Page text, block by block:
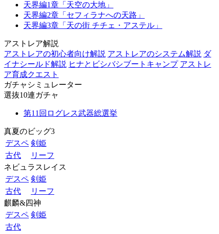
天界編1章「天空の大地」
天界編2章「セフィラナへの天路」
天界編3章「天の街 チチェ・アステル」
アストレア解説
アストレアの初心者向け解説 アストレアのシステム解説 ダ
イナシールド解説 ヒナとビシバシブートキャンプ アストレ
ア育成クエスト
ガチャシミュレーター
選抜10連ガチャ
第11回ログレス武器総選挙
真夏のビッグ3
デスペ 剣姫
古代
リーフ
ネビュラスレイス
デスペ 剣姫
古代
リーフ
麒麟&四神
デスペ 剣姫
古代